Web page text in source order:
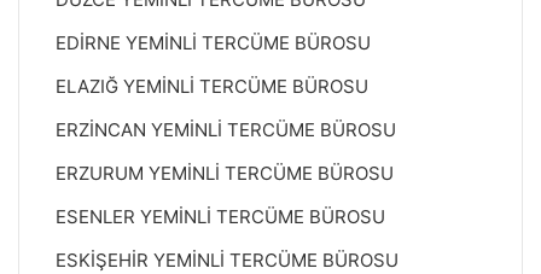
EDİRNE YEMİNLİ TERCÜME BÜROSU
ELAZIĞ YEMİNLİ TERCÜME BÜROSU
ERZİNCAN YEMİNLİ TERCÜME BÜROSU
ERZURUM YEMİNLİ TERCÜME BÜROSU
ESENLER YEMİNLİ TERCÜME BÜROSU
ESKİŞEHİR YEMİNLİ TERCÜME BÜROSU